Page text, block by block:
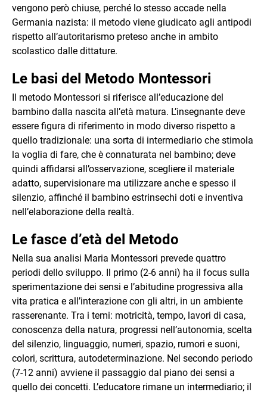
vengono però chiuse, perché lo stesso accade nella
Germania nazista: il metodo viene giudicato agli antipodi
rispetto all’autoritarismo preteso anche in ambito
scolastico dalle dittature.
Le basi del Metodo Montessori
Il metodo Montessori si riferisce all’educazione del
bambino dalla nascita all’età matura. L’insegnante deve
essere figura di riferimento in modo diverso rispetto a
quello tradizionale: una sorta di intermediario che stimola
la voglia di fare, che è connaturata nel bambino; deve
quindi affidarsi all’osservazione, scegliere il materiale
adatto, supervisionare ma utilizzare anche e spesso il
silenzio, affinché il bambino estrinsechi doti e inventiva
nell’elaborazione della realtà.
Le fasce d’età del Metodo
Nella sua analisi Maria Montessori prevede quattro
periodi dello sviluppo. Il primo (2-6 anni) ha il focus sulla
sperimentazione dei sensi e l’abitudine progressiva alla
vita pratica e all’interazione con gli altri, in un ambiente
rasserenante. Tra i temi: motricità, tempo, lavori di casa,
conoscenza della natura, progressi nell’autonomia, scelta
del silenzio, linguaggio, numeri, spazio, rumori e suoni,
colori, scrittura, autodeterminazione. Nel secondo periodo
(7-12 anni) avviene il passaggio dal piano dei sensi a
quello dei concetti. L’educatore rimane un intermediario; il